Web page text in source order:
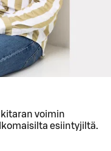
voimin
esiintyjiltä.